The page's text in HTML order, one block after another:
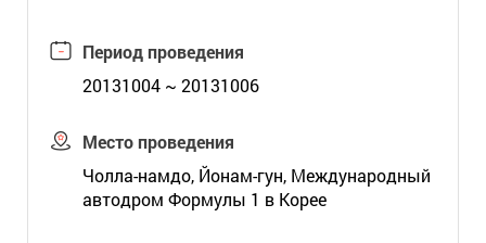
Период проведения
20131004 ~ 20131006
Место проведения
Чолла-намдо, Йонам-гун, Международный
автодром Формулы 1 в Корее